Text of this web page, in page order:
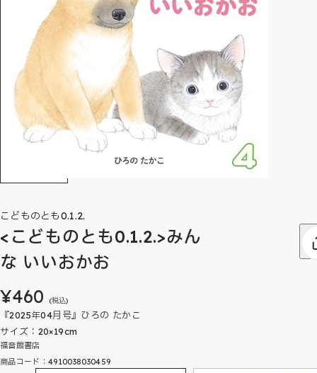
こどものとも0.1.2.
<こどものとも0.1.2.>みん
な いいおかお
¥460 (税込)
『2025年04月号』ひろの たかこ
サイズ：20×19cm
福音館書店
商品コード：4910038030459